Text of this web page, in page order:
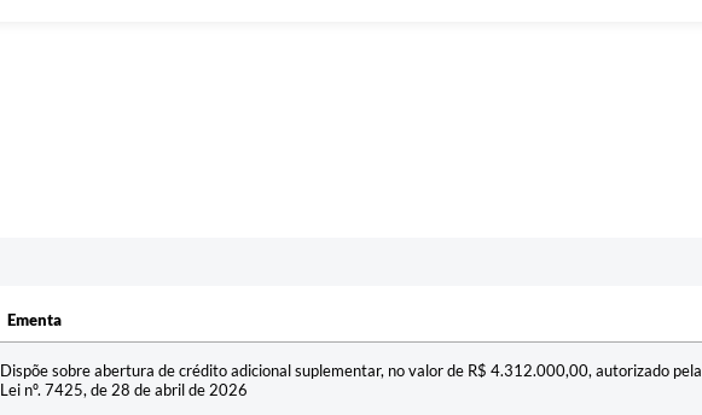
Ementa
Dispõe sobre abertura de crédito adicional suplementar, no valor de R$ 4.312.000,00, autorizado pela
Lei nº. 7425, de 28 de abril de 2026